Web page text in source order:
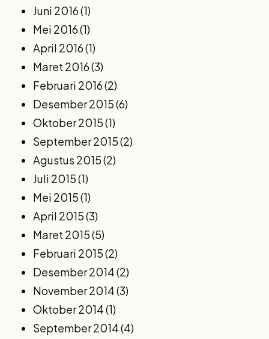
Juni 2016(1)
Mei 2016(1)
April 2016(1)
Maret 2016(3)
Februari 2016(2)
Desember 2015(6)
Oktober 2015(1)
September 2015(2)
Agustus 2015(2)
Juli 2015(1)
Mei 2015(1)
April 2015(3)
Maret 2015(5)
Februari 2015(2)
Desember 2014(2)
November 2014(3)
Oktober 2014(1)
September 2014(4)